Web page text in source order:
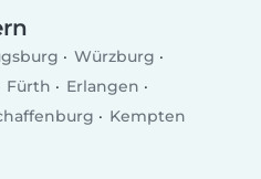
Würzburg
Fürth
Erlangen
Kempten